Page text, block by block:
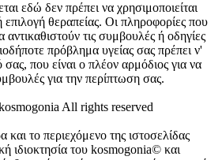
εδώ δεν πρέπει να χρησιμοποιείται
θεραπείας. Οι πληροφορίες που
αντικαθιστούν τις συμβουλές ή οδηγίες
πρόβλημα υγείας σας πρέπει ν'
που είναι ο πλέον αρμόδιος για να
για την περίπτωση σας.
All rights reserved
το περιεχόμενο της ιστοσελίδας
ιδιοκτησία του kosmogonia© και